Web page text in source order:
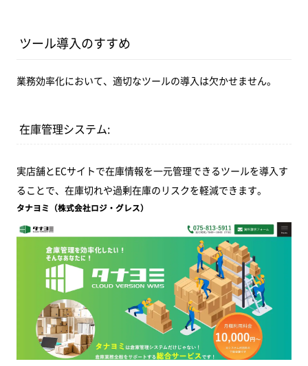
ツール導入のすすめ
業務効率化において、適切なツールの導入は欠かせません。
在庫管理システム:
実店舗とECサイトで在庫情報を一元管理できるツールを導入す
ることで、在庫切れや過剰在庫のリスクを軽減できます。
タナヨミ（株式会社ロジ・グレス）